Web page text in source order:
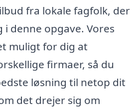
fra lokale fagfolk, der
i denne opgave. Vores
muligt for dig at
firmaer, så du
løsning til netop dit
det drejer sig om